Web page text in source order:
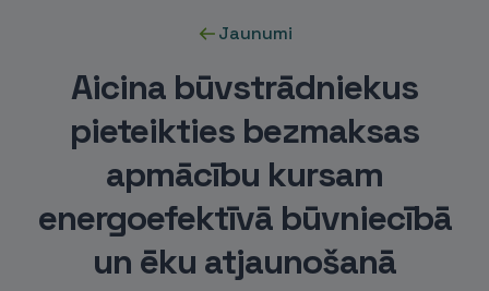
Jaunumi
Aicina būvstrādniekus
pieteikties bezmaksas
apmācību kursam
energoefektīvā būvniecībā
un ēku atjaunošanā